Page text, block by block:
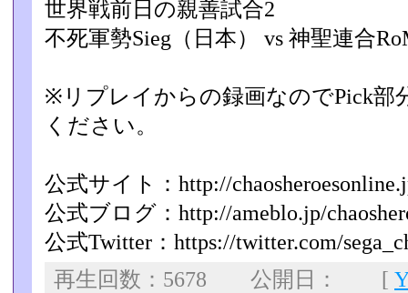
世界戦前日の親善試合2
不死軍勢Sieg（日本） vs 神聖連合
※リプレイからの録画なのでPick部
ください。
公式サイト：http://
公式ブログ：http://ameblo.jp/
公式Twitter：https://twitter.com/
再生回数：5678 公開日： [